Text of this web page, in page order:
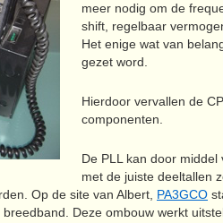
meer nodig om de
shift, regelbaar
Het enige wat van
gezet word.
Hierdoor vervallen de
componenten.
De PLL kan door
met de juiste deeltallen
Op de site van Albert, PA3GCO
Deze ombouw werkt